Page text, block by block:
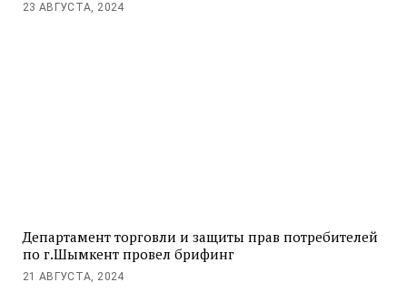
23 АВГУСТА, 2024
Департамент торговли и защиты прав потребителей
по г.Шымкент провел брифинг
21 АВГУСТА, 2024